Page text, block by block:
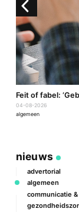
Feit of fabel:
04-08-2026
algemeen
nieuws
advertorial
algemeen
communicatie